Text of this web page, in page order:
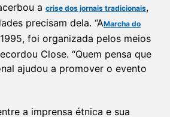
a crise dos jornais tradicionais,
precisam dela. “AMarcha do
foi organizada pelos meios
Close. “Quem pensa que
ajudou a promover o evento
a imprensa étnica e sua